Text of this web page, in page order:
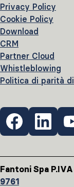
Privacy Policy
Cookie Policy
Download
CRM
Partner Cloud
Whistleblowing
Politica di parità
Fantoni Spa
9761